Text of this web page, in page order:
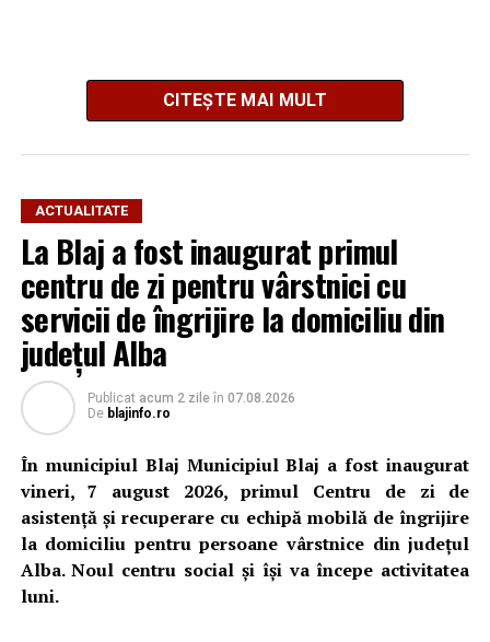
Procedura a fost lansată în Sistemul Electronic de
Achiziții Publice (SEAP) în 3 august 2026, iar firmele
interesate pot depune oferte până la2 septembrie
2026.
Valoarea estimată a achiziției este de
TVA, respectiv
Investiția este destinată dotării Spitalului Municipal Blaj
cu aparatură medicală nouă, în contextul în care
unitatea deservește populația din estul județului Alba,
estimată în documentația de achiziție la aproximativ
50.000 de persoane.
Spitalul are 277 de paturi pentru spitalizare continuă
și 16 paturi pentru spitalizare de zi
CITEȘTE MAI MULT
ACTUALITATE
La Blaj a fost inaugurat primul
centru de zi pentru vârstnici cu
servicii de îngrijire la domiciliu din
județul Alba
Publicat acum 2 zile în 07.08.2026
De blajinfo.ro
În municipiul Blaj Municipiul Blaj a fost inaugurat
vineri, 7 august 2026, primul Centru de zi de
asistență și recuperare cu echipă mobilă de îngrijire
la domiciliu pentru persoane vârstnice din județul
Alba. Noul centru social și își va începe activitatea
luni.